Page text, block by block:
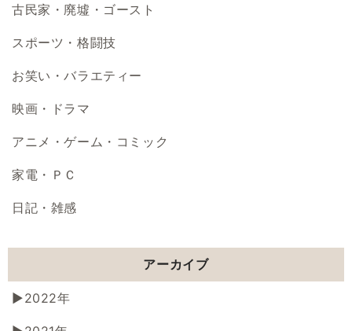
古民家・廃墟・ゴースト
スポーツ・格闘技
お笑い・バラエティー
映画・ドラマ
アニメ・ゲーム・コミック
家電・ＰＣ
日記・雑感
アーカイブ
2022年